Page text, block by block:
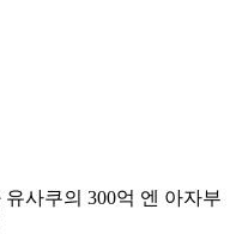
사쿠의 300억 엔 아자부